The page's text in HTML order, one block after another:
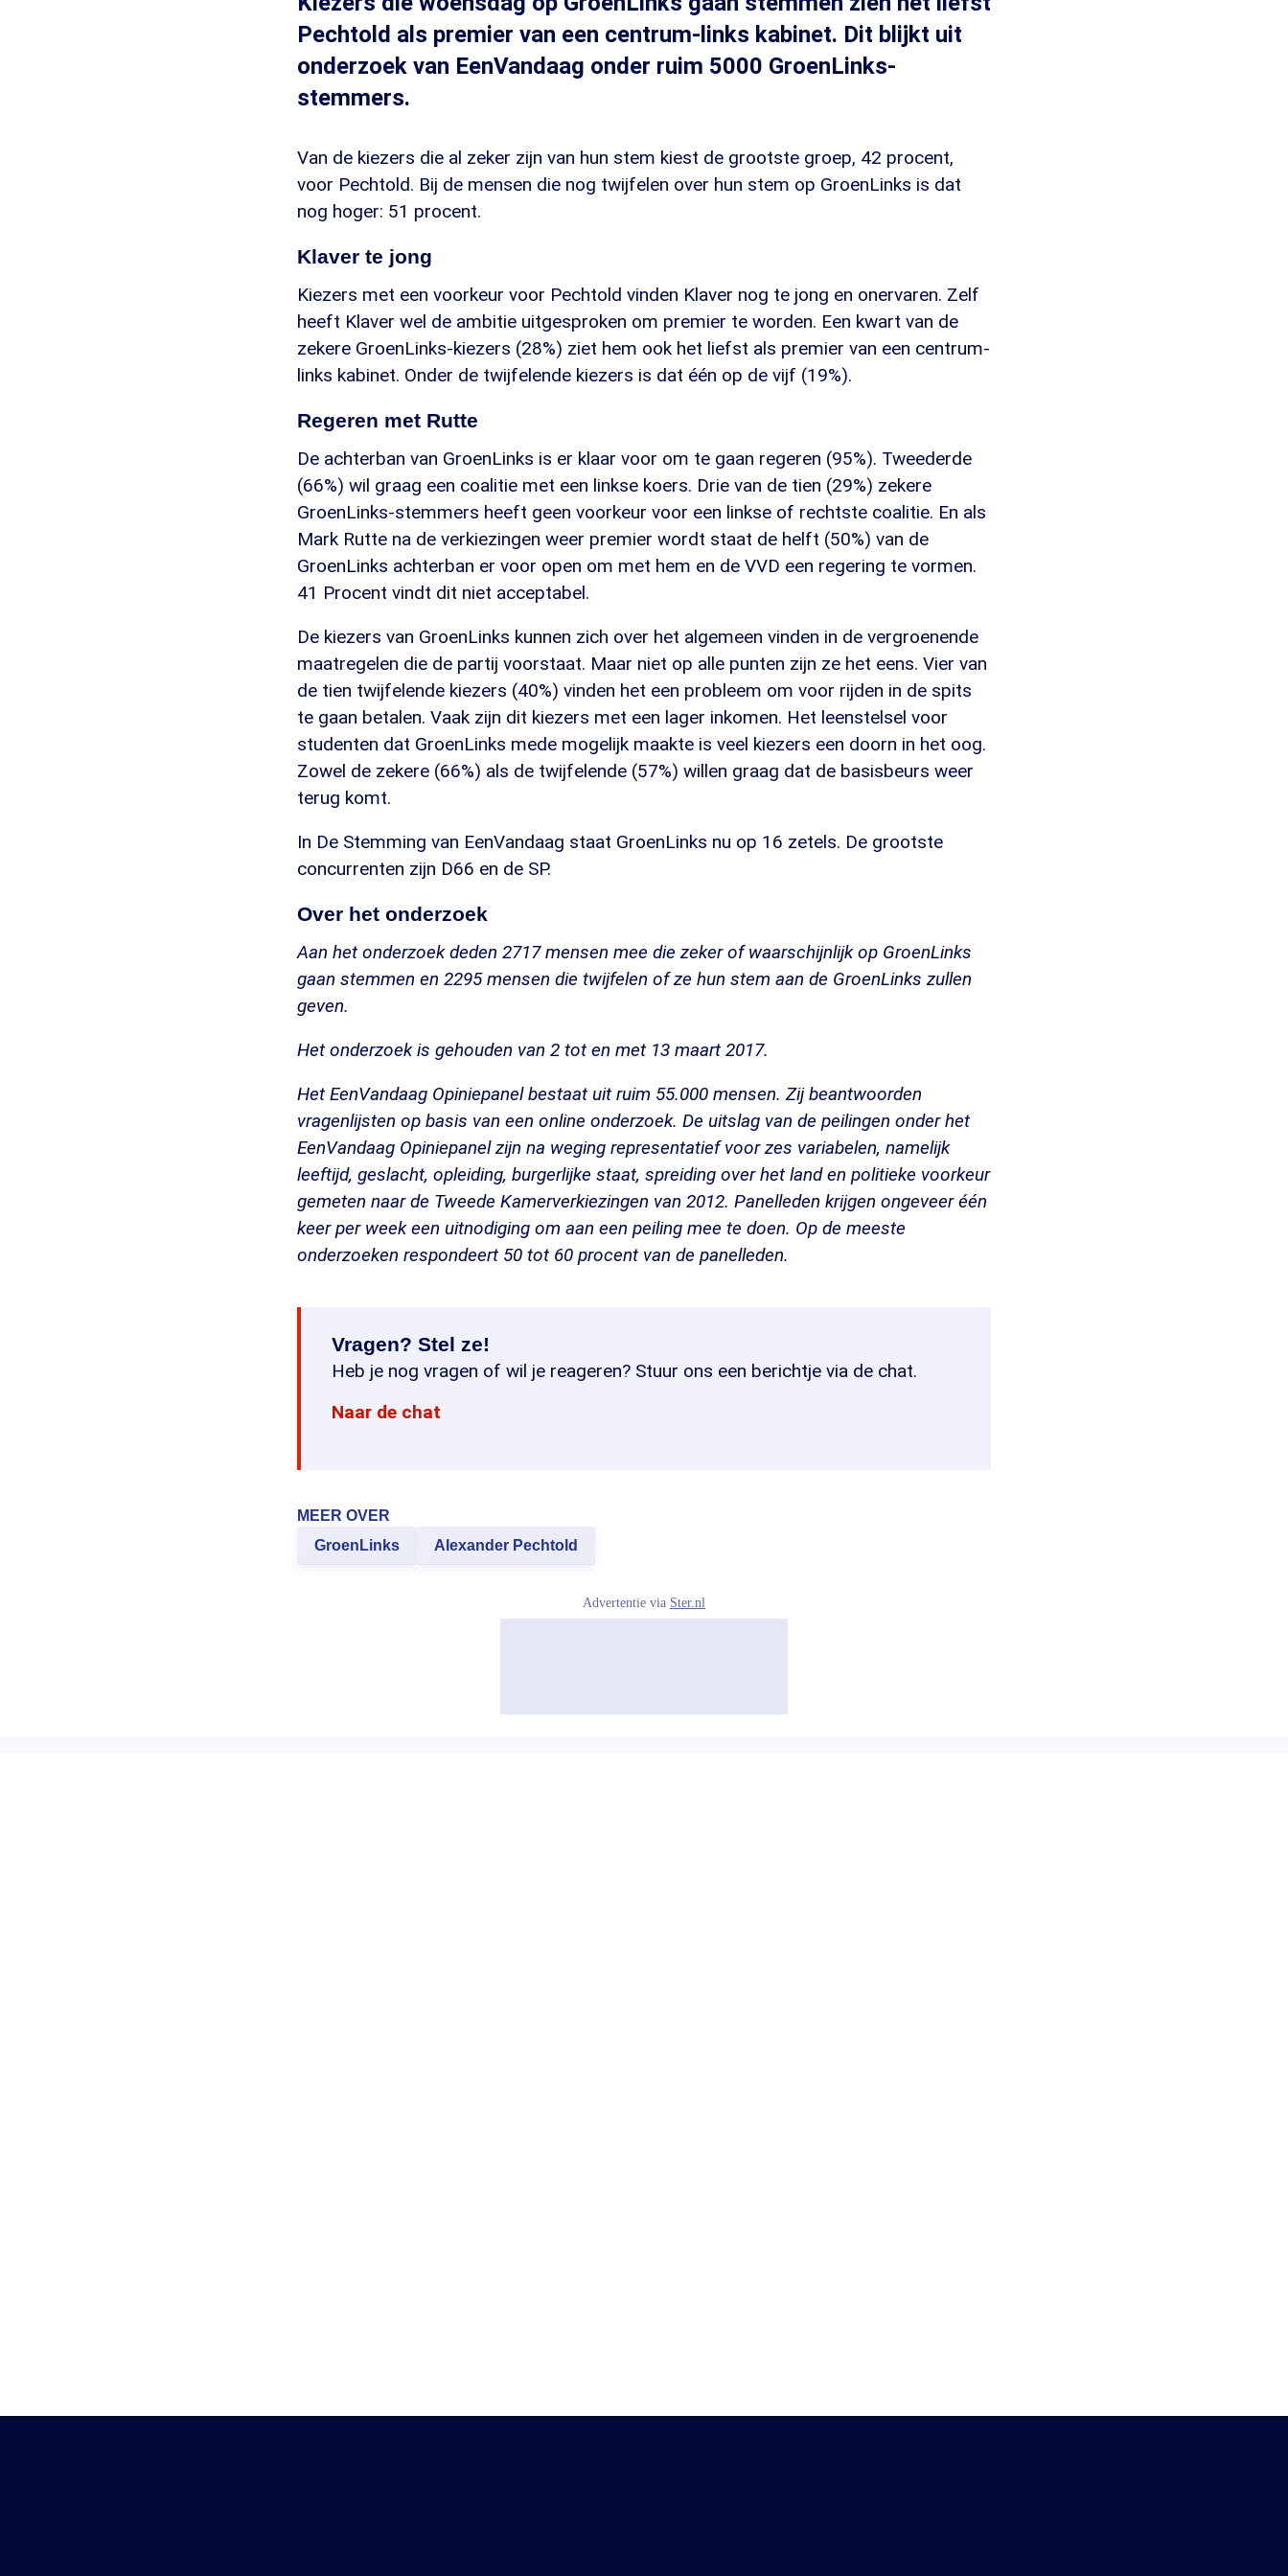
Pechtold als premier van een centrum-links kabinet. Dit blijkt uit
onderzoek van EenVandaag onder ruim 5000 GroenLinks-
stemmers.
Van de kiezers die al zeker zijn van hun stem kiest de grootste groep, 42 procent,
voor Pechtold. Bij de mensen die nog twijfelen over hun stem op GroenLinks is dat
nog hoger: 51 procent.
Klaver te jong
Kiezers met een voorkeur voor Pechtold vinden Klaver nog te jong en onervaren. Zelf
heeft Klaver wel de ambitie uitgesproken om premier te worden. Een kwart van de
zekere GroenLinks-kiezers (28%) ziet hem ook het liefst als premier van een centrum-
links kabinet. Onder de twijfelende kiezers is dat één op de vijf (19%).
Regeren met Rutte
De achterban van GroenLinks is er klaar voor om te gaan regeren (95%). Tweederde
(66%) wil graag een coalitie met een linkse koers. Drie van de tien (29%) zekere
GroenLinks-stemmers heeft geen voorkeur voor een linkse of rechtste coalitie. En als
Mark Rutte na de verkiezingen weer premier wordt staat de helft (50%) van de
GroenLinks achterban er voor open om met hem en de VVD een regering te vormen.
41 Procent vindt dit niet acceptabel.
De kiezers van GroenLinks kunnen zich over het algemeen vinden in de vergroenende
maatregelen die de partij voorstaat. Maar niet op alle punten zijn ze het eens. Vier van
de tien twijfelende kiezers (40%) vinden het een probleem om voor rijden in de spits
te gaan betalen. Vaak zijn dit kiezers met een lager inkomen. Het leenstelsel voor
studenten dat GroenLinks mede mogelijk maakte is veel kiezers een doorn in het oog.
Zowel de zekere (66%) als de twijfelende (57%) willen graag dat de basisbeurs weer
terug komt.
In De Stemming van EenVandaag staat GroenLinks nu op 16 zetels. De grootste
concurrenten zijn D66 en de SP.
Over het onderzoek
Aan het onderzoek deden 2717 mensen mee die zeker of waarschijnlijk op GroenLinks
gaan stemmen en 2295 mensen die twijfelen of ze hun stem aan de GroenLinks zullen
geven.
Het onderzoek is gehouden van 2 tot en met 13 maart 2017.
Het EenVandaag Opiniepanel bestaat uit ruim 55.000 mensen. Zij beantwoorden
vragenlijsten op basis van een online onderzoek. De uitslag van de peilingen onder het
EenVandaag Opiniepanel zijn na weging representatief voor zes variabelen, namelijk
leeftijd, geslacht, opleiding, burgerlijke staat, spreiding over het land en politieke voorkeur
gemeten naar de Tweede Kamerverkiezingen van 2012. Panelleden krijgen ongeveer één
keer per week een uitnodiging om aan een peiling mee te doen. Op de meeste
onderzoeken respondeert 50 tot 60 procent van de panelleden.
Vragen? Stel ze!
Heb je nog vragen of wil je reageren? Stuur ons een berichtje via de chat.
Naar de chat
MEER OVER
GroenLinks
Alexander Pechtold
Advertentie via Ster.nl